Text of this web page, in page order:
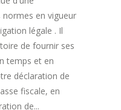
en vigueur
légale . Il
de fournir ses
temps et en
déclaration de
fiscale, en
de...